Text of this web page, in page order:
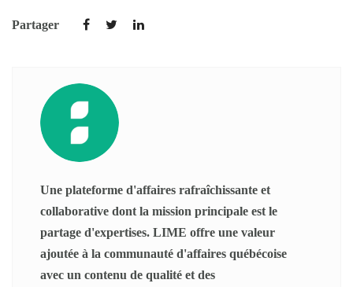
Partager
Une plateforme d'affaires rafraîchissante et
collaborative dont la mission principale est le
partage d'expertises. LIME offre une valeur
ajoutée à la communauté d'affaires québécoise
avec un contenu de qualité et des